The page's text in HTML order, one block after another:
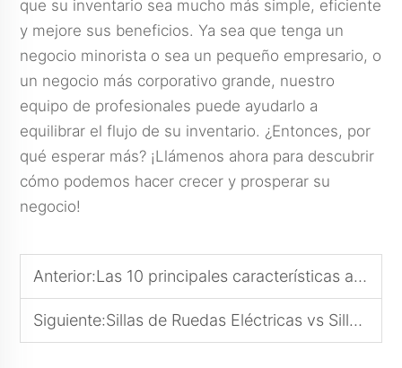
que su inventario sea mucho más simple, eficiente
y mejore sus beneficios. Ya sea que tenga un
negocio minorista o sea un pequeño empresario, o
un negocio más corporativo grande, nuestro
equipo de profesionales puede ayudarlo a
equilibrar el flujo de su inventario. ¿Entonces, por
qué esperar más? ¡Llámenos ahora para descubrir
cómo podemos hacer crecer y prosperar su
negocio!
Anterior:Las 10 principales características a buscar en una silla de ruedas eléctrica
Siguiente:Sillas de Ruedas Eléctricas vs Sillas de Ruedas Manuales: ¿Cuál es la adecuada para ti?